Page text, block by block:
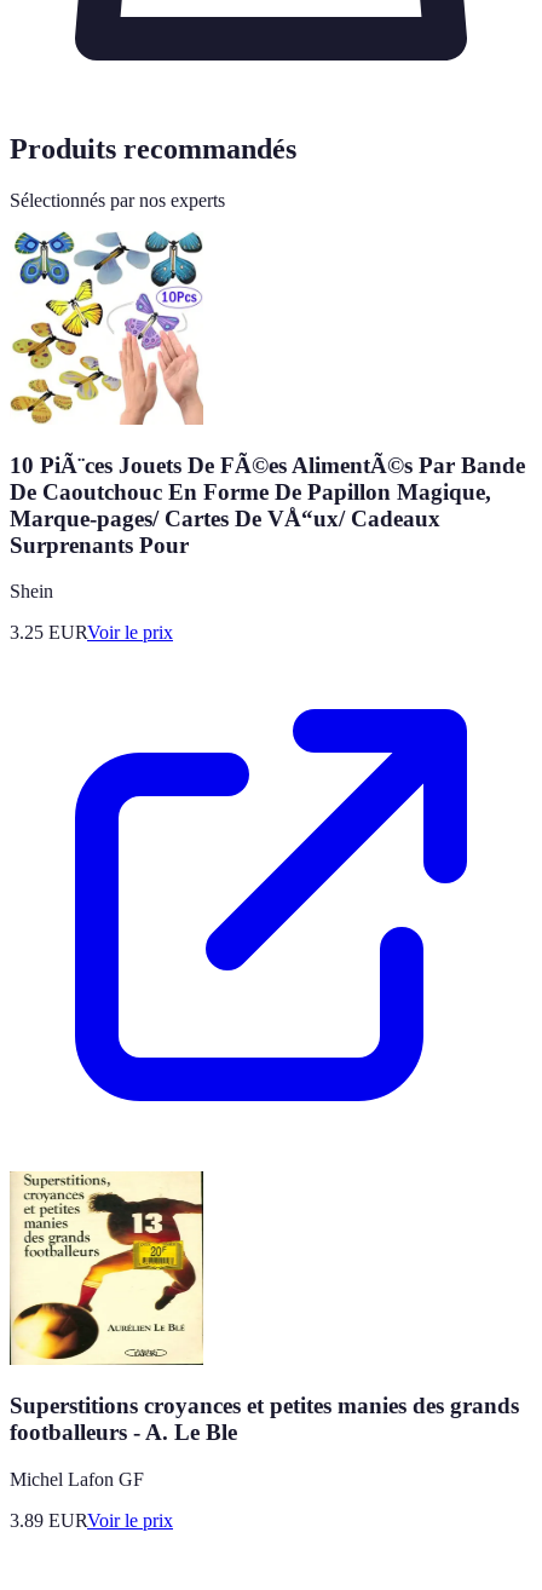
Produits recommandés
Sélectionnés par nos experts
10 PiÃ¨ces Jouets De FÃ©es AlimentÃ©s Par Bande
De Caoutchouc En Forme De Papillon Magique,
Marque-pages/ Cartes De VÅ“ux/ Cadeaux
Surprenants Pour
Shein
3.25 EURVoir le prix
Superstitions croyances et petites manies des grands
footballeurs - A. Le Ble
Michel Lafon GF
3.89 EURVoir le prix